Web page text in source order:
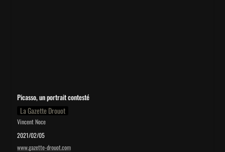
Picasso, un portrait contesté
La Gazette Drouot
Vincent Noce
2021/02/05
www.gazette-drouot.com